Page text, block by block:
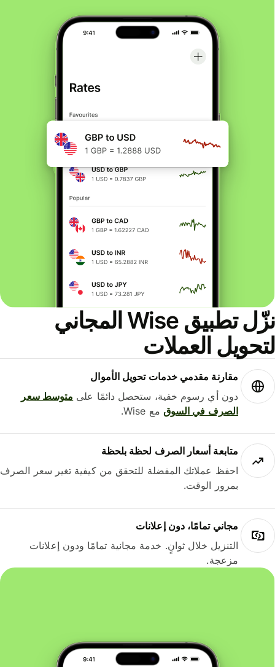
نزّل تطبيق Wise المجاني
العملات
مقارنة مقدمي خدمات تحويل الأموال
دون أي رسوم خفية، ستحصل دائمًا علىمتوسط ​​سعر
الصرف في السوقمع Wise.
متابعة أسعار الصرف لحظة بلحظة
احفظ عملاتك المفضلة للتحقق من كيفية تغير سعر الصرف
بمرور الوقت.
مجاني تمامًا، دون إعلانات
التنزيل خلال ثوانٍ. خدمة مجانية تمامًا ودون إعلانات
مزعجة.